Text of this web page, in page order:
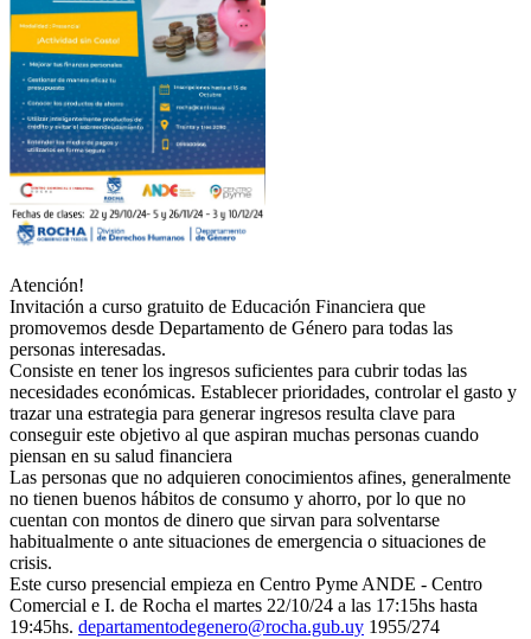
Atención!
Invitación a curso gratuito de Educación Financiera que
promovemos desde Departamento de Género para todas las
personas interesadas.
Consiste en tener los ingresos suficientes para cubrir todas las
necesidades económicas. Establecer prioridades, controlar el gasto y
trazar una estrategia para generar ingresos resulta clave para
conseguir este objetivo al que aspiran muchas personas cuando
piensan en su salud financiera
Las personas que no adquieren conocimientos afines, generalmente
no tienen buenos hábitos de consumo y ahorro, por lo que no
cuentan con montos de dinero que sirvan para solventarse
habitualmente o ante situaciones de emergencia o situaciones de
crisis.
Este curso presencial empieza en Centro Pyme ANDE - Centro
Comercial e I. de Rocha el martes 22/10/24 a las 17:15hs hasta
19:45hs. departamentodegenero@rocha.gub.uy 1955/274